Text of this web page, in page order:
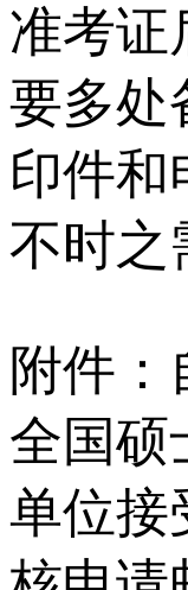
准考证
要多处
印件和
不时之
附件：
全国硕
单位接